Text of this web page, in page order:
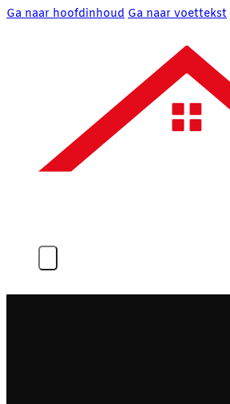
Ga naar hoofdinhoud Ga naar voettekst